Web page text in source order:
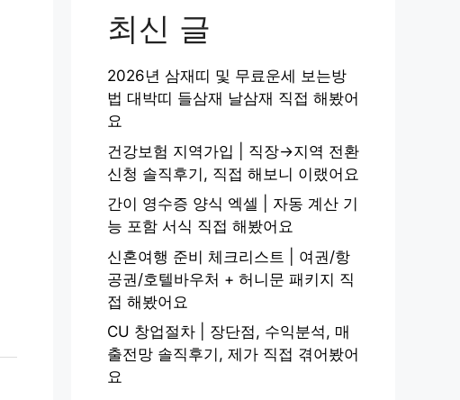
최신 글
2026년 삼재띠 및 무료운세 보는방
법 대박띠 들삼재 날삼재 직접 해봤어
요
건강보험 지역가입 | 직장→지역 전환
신청 솔직후기, 직접 해보니 이랬어요
간이 영수증 양식 엑셀 | 자동 계산 기
능 포함 서식 직접 해봤어요
신혼여행 준비 체크리스트 | 여권/항
공권/호텔바우처 + 허니문 패키지 직
접 해봤어요
CU 창업절차 | 장단점, 수익분석, 매
출전망 솔직후기, 제가 직접 겪어봤어
요